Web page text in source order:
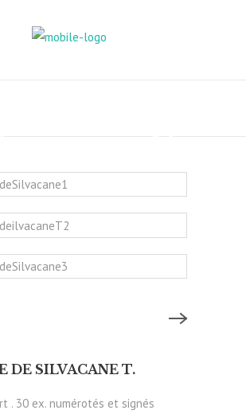
DE SILVACANE T.
. 30 ex. numérotés et signés